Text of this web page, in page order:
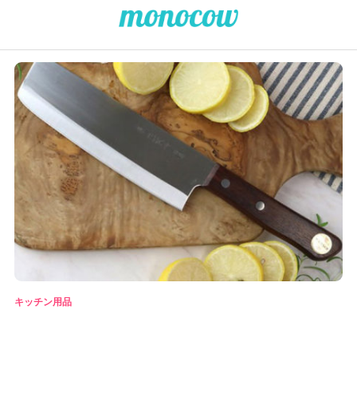
キッチン用品